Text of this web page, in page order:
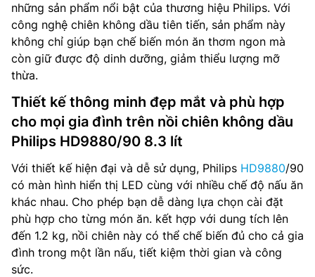
những sản phẩm nổi bật của thương hiệu Philips. Với
công nghệ chiên không dầu tiên tiến, sản phẩm này
không chỉ giúp bạn chế biến món ăn thơm ngon mà
còn giữ được độ dinh dưỡng, giảm thiểu lượng mỡ
thừa.
Thiết kế thông minh đẹp mắt và phù hợp
cho mọi gia đình trên nồi chiên không dầu
Philips HD9880/90 8.3 lít
Với thiết kế hiện đại và dễ sử dụng, Philips HD9880/90
có màn hình hiển thị LED cùng với nhiều chế độ nấu ăn
khác nhau. Cho phép bạn dễ dàng lựa chọn cài đặt
phù hợp cho từng món ăn. kết hợp với dung tích lên
đến 1.2 kg, nồi chiên này có thể chế biến đủ cho cả gia
đình trong một lần nấu, tiết kiệm thời gian và công
sức.